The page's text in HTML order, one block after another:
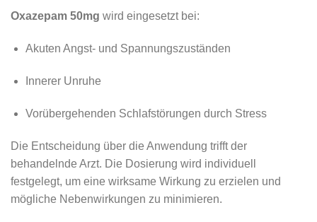
Oxazepam 50mg wird eingesetzt bei:
Akuten Angst- und Spannungszuständen
Innerer Unruhe
Vorübergehenden Schlafstörungen durch Stress
Die Entscheidung über die Anwendung trifft der
behandelnde Arzt. Die Dosierung wird individuell
festgelegt, um eine wirksame Wirkung zu erzielen und
mögliche Nebenwirkungen zu minimieren.